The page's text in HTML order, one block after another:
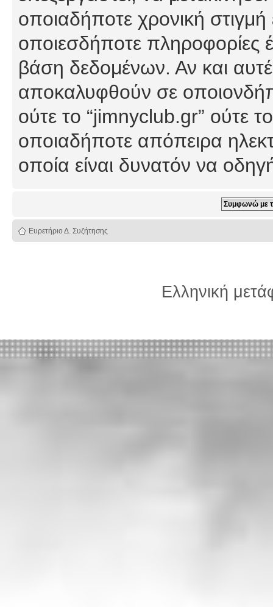
οποιαδήποτε χρονική στιγμή
οποιεσδήποτε πληροφορίες
βάση δεδομένων. Αν και
αποκαλυφθούν σε
ούτε το “jimnyclub.gr” ούτε
οποιαδήποτε απόπειρα
οποία είναι δυνατόν να
Ευρετήριο Δ. Συζήτησης
Ελληνική